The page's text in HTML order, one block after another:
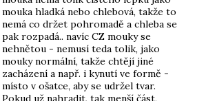
mouka hladká nebo chlebová, takže to
nemá co držet pohromadě a chleba se
pak rozpadá.. navíc CZ mouky se
nehnětou - nemusí teda tolik, jako
mouky normální, takže chtějí jiné
zacházení a např. i kynutí ve formě -
místo v ošatce, aby se udržel tvar.
Pokud už nahradit, tak menší část,